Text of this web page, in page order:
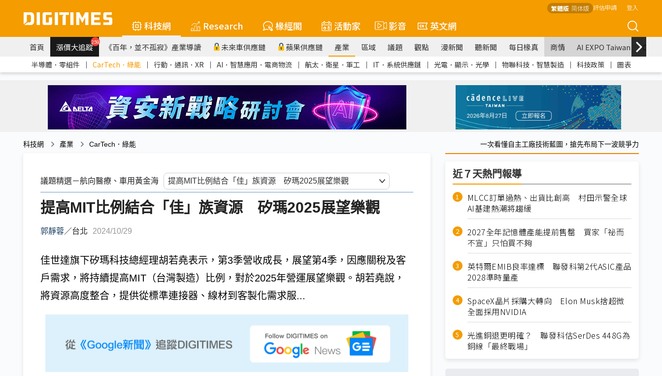
繁體版 简体版 評估申請 登入
科技網 Research 椽經閣 活動家 影音 英文網
首頁 漲價大追蹤259 《百年，並不孤寂》產業導讀 未來車供應鏈 蘋果供應鏈 產業 區域 議題 觀點 漫新聞 聽新聞 每日椽真 商情 AI EXPO Taiwan
半導體．零組件 ｜ CarTech．綠能 ｜ 行動．通訊．XR ｜ AI．智慧應用．電商物流 ｜ 航太．衛星．軍工 ｜ IT．系統供應鏈 ｜ 光電．顯示．光學 ｜ 物聯科技．智慧製造 ｜ 科技政策 ｜ 圖表
科技網 產業 CarTech．綠能 一次看懂自主工廠技術藍圖，搶先布局下一波競爭力
議題精選－航向醫療、車用黃金海
提高MIT比例結合「佳」族資源 矽瑪2025展望樂觀
郭靜蓉／台北 2024/10/29
佳世達旗下矽瑪科技總經理胡若堯表示，第3季營收成長，展望第4季，因應關稅及客
戶需求，將持續提高MIT（台灣製造）比例，對於2025年營運展望樂觀。胡若堯說，
將資源高度整合，提供從標準連接器、線材到客製化需求服...
近７天熱門報導
MLCC訂單過熱、出貨比創高 村田示警全球
AI基建熱潮將趨緩
2027全年記憶體產能提前售罄 買家「祕而
不宣」只怕買不夠
英特爾EMIB良率達標 聯發科第2代ASIC產品
2028準時量產
SpaceX晶片採購大轉向 Elon Musk捨超微
全面採用NVIDIA
光進銅退更明確？ 聯發科估SerDes 448G為
銅線「最終戰場」